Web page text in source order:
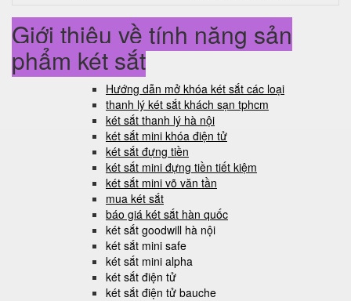
Giới thiệu về tính năng sản
phẩm két sắt
Hướng dẫn mở khóa két sắt các loại
thanh lý két sắt khách sạn tphcm
két sắt thanh lý hà nội
két sắt mini khóa điện tử
két sắt đựng tiền
két sắt mini đựng tiền tiết kiệm
két sắt mini võ văn tần
mua két sắt
báo giá két sắt hàn quốc
két sắt goodwill hà nội
két sắt mini safe
két sắt mini alpha
két sắt điện tử
két sắt điện tử bauche